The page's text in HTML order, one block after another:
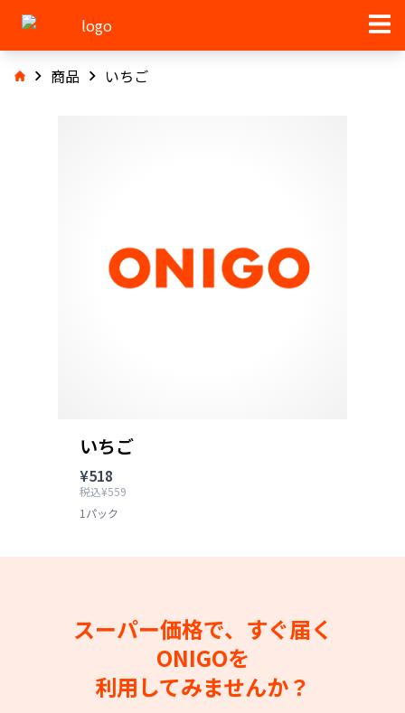
商品 いちご
いちご
¥518
税込¥559
1パック
スーパー価格で、すぐ届く
ONIGOを
利用してみませんか？